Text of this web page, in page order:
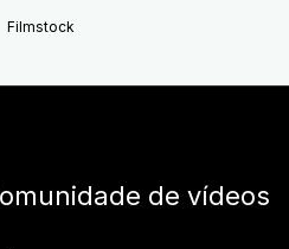
Filmstock
de vídeos